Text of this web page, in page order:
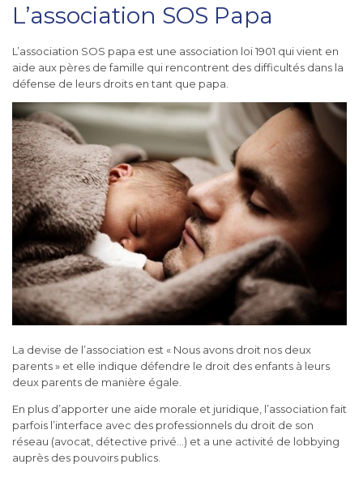
L’association SOS Papa
L’association SOS papa est une association loi 1901 qui vient en
aide aux pères de famille qui rencontrent des difficultés dans la
défense de leurs droits en tant que papa.
La devise de l’association est« Nous avons droit nos deux
parents » et elle indique défendre le droit des enfants à leurs
deux parents de manière égale.
En plus d’apporter une aide morale et juridique, l’association fait
parfois l’interface avec des professionnels du droit de son
réseau (avocat, détective privé…) et a une activité de lobbying
auprès des pouvoirs publics.